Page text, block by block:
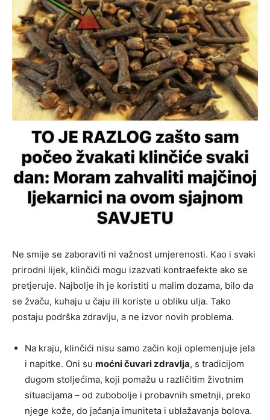
Ne smije se zaboraviti ni važnost umjerenosti. Kao i svaki
prirodni lijek, klinčići mogu izazvati kontraefekte ako se
pretjeruje. Najbolje ih je koristiti u malim dozama, bilo da
se žvaču, kuhaju u čaju ili koriste u obliku ulja. Tako
postaju podrška zdravlju, a ne izvor novih problema.
Na kraju, klinčići nisu samo začin koji oplemenjuje jela
i napitke. Oni su moćni čuvari zdravlja, s tradicijom
dugom stoljećima, koji pomažu u različitim životnim
situacijama – od zubobolje i probavnih smetnji, preko
njege kože, do jačanja imuniteta i ublažavanja bolova.